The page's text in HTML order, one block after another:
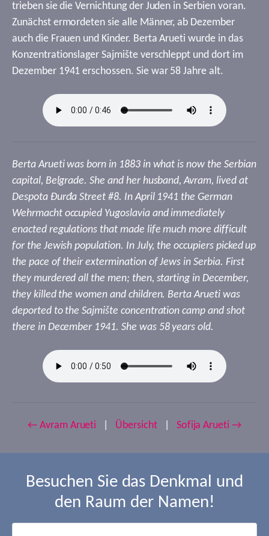
trieben sie die Vernichtung der Juden in Serbien voran.
Zunächst ermordeten sie alle Männer, ab Dezember
auch die Frauen und Kinder. Berta Arueti wurde in das
Konzentrationslager Sajmište verschleppt und dort im
Dezember 1941 erschossen. Sie war 58 Jahre alt.
Berta Arueti was born in 1883 in what is now the Serbian
capital, Belgrade. She and her husband, Avram, lived at
Despota Đurđa Street #8. In April 1941 the German
Wehrmacht occupied Yugoslavia and immediately
enacted regulations that made life much more difficult
for the Jewish population. In July, the occupiers picked up
the pace of their extermination of Jews in Serbia. First
they murdered all the men; then, starting in December,
they killed the women and children. Berta Arueti was
deported to the Sajmište concentration camp and shot
there in December 1941. She was 58 years old.
← Avram Arueti Übersicht Sofija Arueti →
Besuchen Sie das Denkmal und
den Raum der Namen!